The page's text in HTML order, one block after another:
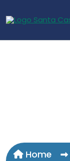
Home